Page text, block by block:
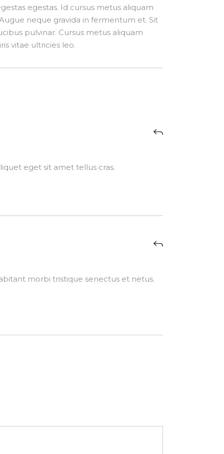
egestas. Id cursus metus aliquam
neque gravida in fermentum et. Sit
pulvinar. Cursus metus aliquam
vitae ultricies leo.
eget sit amet tellus cras.
morbi tristique senectus et netus.